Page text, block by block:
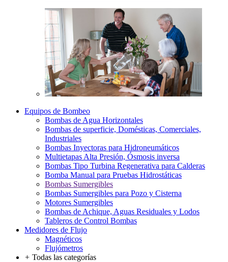
Equipos de Bombeo
Bombas de Agua Horizontales
Bombas de superficie, Domésticas, Comerciales,
Industriales
Bombas Inyectoras para Hidroneumáticos
Multietapas Alta Presión, Ósmosis inversa
Bombas Tipo Turbina Regenerativa para Calderas
Bomba Manual para Pruebas Hidrostáticas
Bombas Sumergibles
Bombas Sumergibles para Pozo y Cisterna
Motores Sumergibles
Bombas de Achique, Aguas Residuales y Lodos
Tableros de Control Bombas
Medidores de Flujo
Magnéticos
Flujómetros
+ Todas las categorías